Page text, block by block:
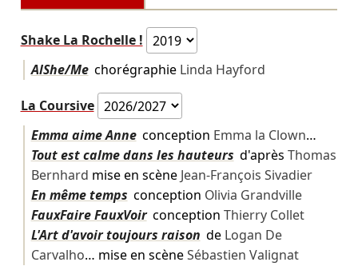
Shake La Rochelle !
AlShe/Mechorégraphie Linda Hayford
La Coursive
Emma aime Anneconception Emma la Clown…
Tout est calme dans les hauteurs d'après Thomas
Bernhard mise en scène Jean-François Sivadier
En même temps conception Olivia Grandville
FauxFaire FauxVoirconception Thierry Collet
L'Art d'avoir toujours raison de Logan De
Carvalho… mise en scèneSébastien Valignat